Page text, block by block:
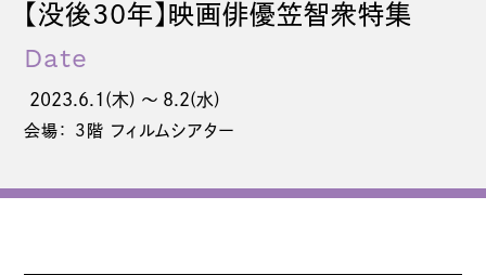
【没後30年】映画俳優笠智衆特集
Date
2023.6.1(木) 〜 8.2(水)
会場： 3階 フィルムシアター